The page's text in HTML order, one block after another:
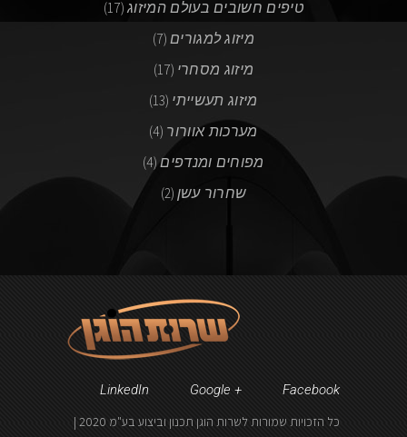
טיפים חשובים בעולם המיזוג (17)
מיזוג למגורים (7)
מיזוג מסחרי (17)
מיזוג תעשייתי (13)
מערכות אוורור (4)
מפוחים ומנדפים(4)
שחרור עשן (2)
LinkedIn Google +
Facebook
כל הזכויות שמורות לשרות הוגן תכנון וביצוע בע"מ 2020 |